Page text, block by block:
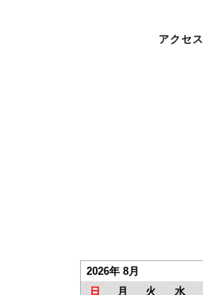
アクセス
2026年 8月
日
月 火 水